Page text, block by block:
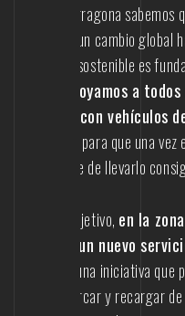
En Torre Tarragona
producirse un cambio
transporte sostenible es
apoyamos a
la oficina con vehículos
para que una
preocuparse de llevarlo
Con este objetivo, en la
instalado un nuevo
Emoobers, una iniciativa
puedas aparcar y recargar